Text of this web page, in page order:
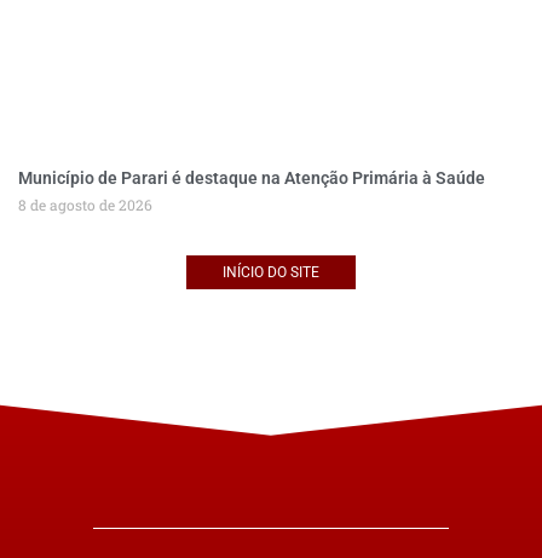
Município de Parari é destaque na Atenção Primária à Saúde
8 de agosto de 2026
INÍCIO DO SITE